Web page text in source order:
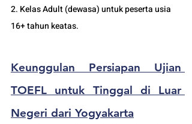
2. Kelas Adult (dewasa) untuk peserta usia
16+ tahun keatas.
Keunggulan Persiapan Ujian
TOEFL untuk Tinggal di Luar
Negeri dari Yogyakarta